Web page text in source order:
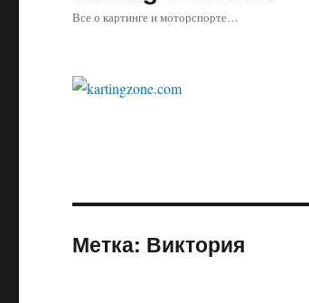
Все о картинге и моторспорте…
Метка: Виктория